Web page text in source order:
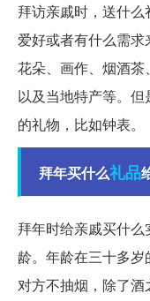
拜访亲戚时，送什么
爱好或者有什么需求
花朵、画作、烟酒
以及当地特产等。
的礼物，比如钟表。
拜年买什么礼品
拜年时给亲戚买什
龄。年龄在三十多
对方不抽烟，除了